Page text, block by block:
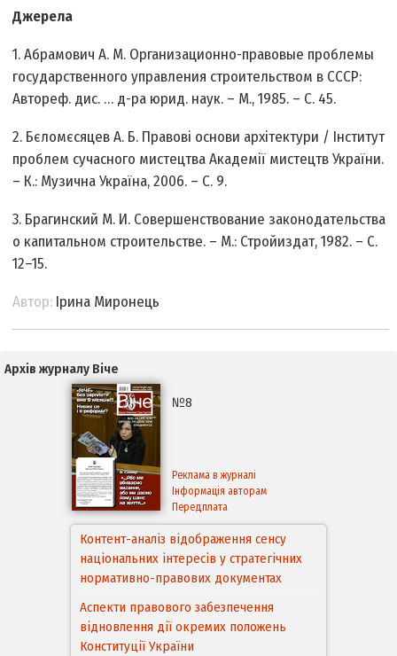
Джерела
1. Абрамович А. М. Организационно-правовые проблемы
государственного управления строительством в СССР:
Автореф. дис. … д-ра юрид. наук. – М., 1985. – С. 45.
2. Бєломєсяцев А. Б. Правові основи архітектури / Інститут
проблем сучасного мистецтва Академії мистецтв України.
– К.: Музична Україна, 2006. – С. 9.
3. Брагинский М. И. Совершенствование законодательства
о капитальном строительстве. – М.: Стройиздат, 1982. – С.
12–15.
Автор: Ірина Миронець
Архів журналу Віче
№8
Реклама в журналі
Інформація авторам
Передплата
Контент-аналіз відображення сенсу
національних інтересів у стратегічних
нормативно-правових документах
Аспекти правового забезпечення
відновлення дії окремих положень
Конституції України